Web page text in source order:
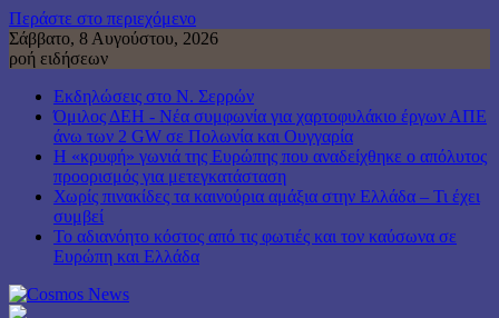
Περάστε στο περιεχόμενο
Σάββατο, 8 Αυγούστου, 2026
ροή ειδήσεων
Εκδηλώσεις στο Ν. Σερρών
Όμιλος ΔΕΗ - Νέα συμφωνία για χαρτοφυλάκιο έργων ΑΠΕ
άνω των 2 GW σε Πολωνία και Ουγγαρία
Η «κρυφή» γωνιά της Ευρώπης που αναδείχθηκε ο απόλυτος
προορισμός για μετεγκατάσταση
Χωρίς πινακίδες τα καινούρια αμάξια στην Ελλάδα – Τι έχει
συμβεί
Το αδιανόητο κόστος από τις φωτιές και τον καύσωνα σε
Ευρώπη και Ελλάδα